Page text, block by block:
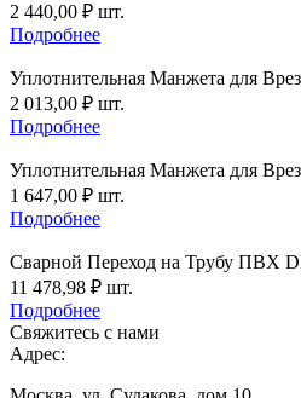
2 440,00 ₽ шт.
Подробнее
Уплотнительная Манжета для
2 013,00 ₽ шт.
Подробнее
Уплотнительная Манжета для
1 647,00 ₽ шт.
Подробнее
Сварной Переход на Трубу ПВХ
11 478,98 ₽ шт.
Подробнее
Свяжитесь с нами
Адрес: